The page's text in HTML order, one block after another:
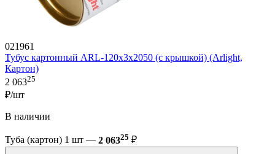
021961
Тубус картонный ARL-120х3х2050 (с крышкой) (Arlight,
Картон)
2 06325
₽/шт
В наличии
Туба (картон) 1 шт — 2 06325 ₽